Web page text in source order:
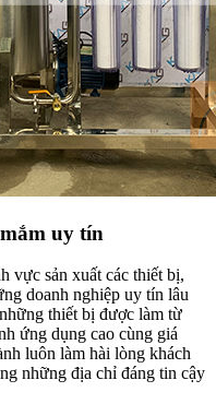
uy tín
vực sản xuất các thiết bị,
doanh nghiệp uy tín lâu
thiết bị được làm từ
ứng dụng cao cùng giá
luôn làm hài lòng khách
những địa chỉ đáng tin cậy